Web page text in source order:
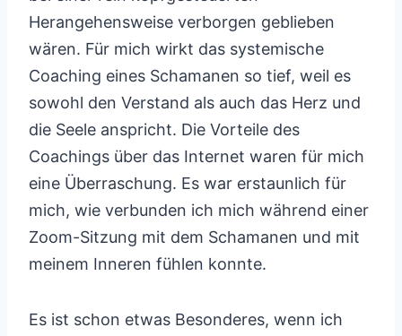
Herangehensweise verborgen geblieben
wären. Für mich wirkt das systemische
Coaching eines Schamanen so tief, weil es
sowohl den Verstand als auch das Herz und
die Seele anspricht. Die Vorteile des
Coachings über das Internet waren für mich
eine Überraschung. Es war erstaunlich für
mich, wie verbunden ich mich während einer
Zoom-Sitzung mit dem Schamanen und mit
meinem Inneren fühlen konnte.
Es ist schon etwas Besonderes, wenn ich